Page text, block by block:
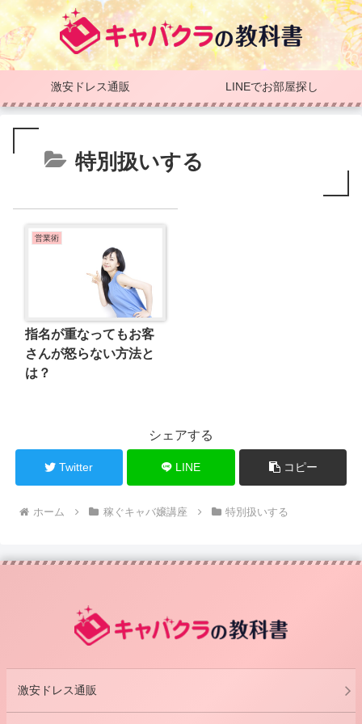
激安ドレス通販 LINEでお部屋探し
特別扱いする
営業術
指名が重なってもお客
さんが怒らない方法と
は？
シェアする
Twitter LINE コピー
ホーム 稼ぐキャバ嬢講座 特別扱いする
激安ドレス通販